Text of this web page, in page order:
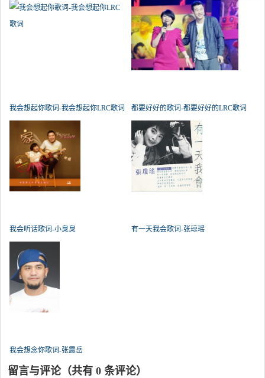
我会想起你歌词-我会想起你LRC歌词 都要好好的歌词-都要好好的LRC歌词
我会听话歌词-小臭臭 有一天我会歌词-张琼瑶
我会想念你歌词-张震岳
留言与评论（共有 0 条评论）